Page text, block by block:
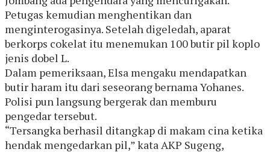
Petugas kemudian menghentikan dan
menginterogasinya. Setelah digeledah, aparat
berkorps cokelat itu menemukan 100 butir pil koplo
jenis dobel L.
Dalam pemeriksaan, Elsa mengaku mendapatkan
butir haram itu dari seseorang bernama Yohanes.
Polisi pun langsung bergerak dan memburu
pengedar tersebut.
“Tersangka berhasil ditangkap di makam cina ketika
hendak mengedarkan pil,” kata AKP Sugeng,